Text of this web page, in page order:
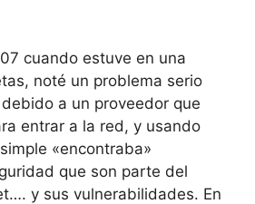
cuando estuve en una
noté un problema serio
a un proveedor que
entrar a la red, y usando
«encontraba»
que son parte del
y sus vulnerabilidades. En